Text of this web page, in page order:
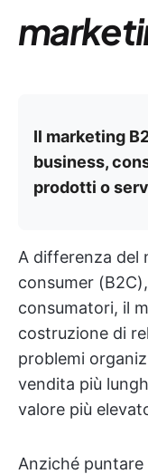
Il marketing
business,
prodotti o
A differenza del
consumer
consumatori, il
costruzione di
problemi
vendita più
valore più
Anziché